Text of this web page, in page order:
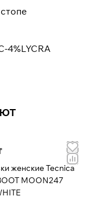
4%LYCRA
женские Tecnica
MOON247